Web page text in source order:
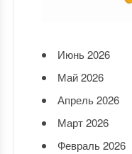
Июнь 2026
Май 2026
Апрель 2026
Март 2026
Февраль 2026